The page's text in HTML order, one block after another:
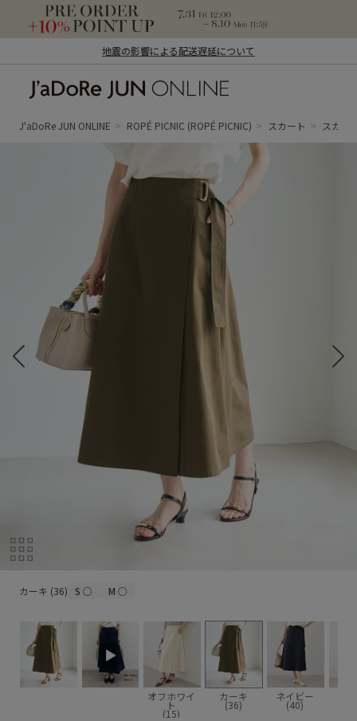
地震の影響による配送遅延について
ン オンライン）
J'aDoRe JUN ONLINE ROPÉ PICNIC (ROPÉ PICNIC) スカート スカー
カーキ (36) S○ M ○
オフホワイ
ト
(15)
カーキ
(36)
ネイビー
(40)